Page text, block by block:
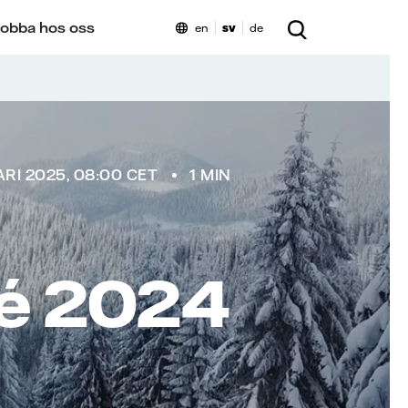
hos oss en sv de
2025, 08:00 CET 1 MIN
2024